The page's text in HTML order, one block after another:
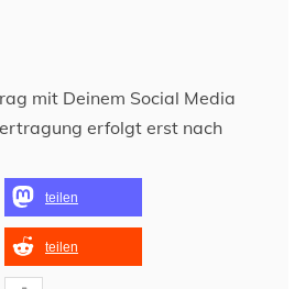
mit Deinem Social Media
erfolgt erst nach
teilen
teilen